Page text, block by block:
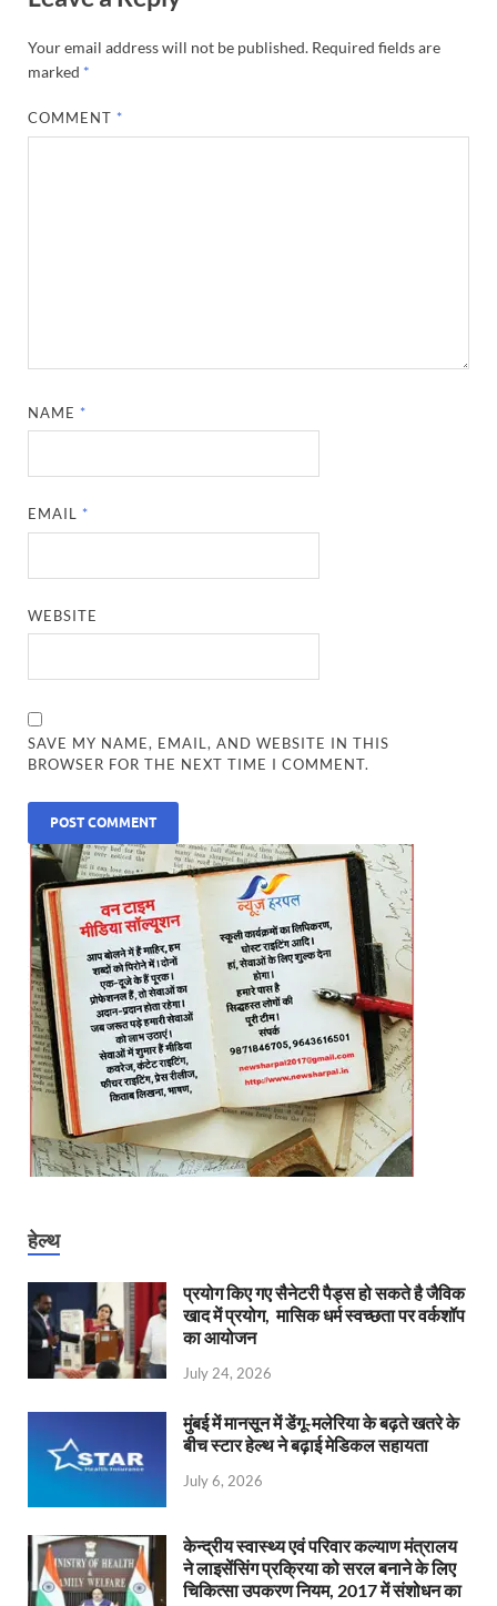
Your email address will not be published. Required fields are
marked *
COMMENT *
NAME *
EMAIL *
WEBSITE
SAVE MY NAME, EMAIL, AND WEBSITE IN THIS
BROWSER FOR THE NEXT TIME I COMMENT.
हेल्थ
प्रयोग किए गए सैनेटरी पैड्स हो सकते है जैविक
खाद में प्रयोग, मासिक धर्म स्वच्छता पर वर्कशॉप
का आयोजन
July 24, 2026
मुंबई में मानसून में डेंगू-मलेरिया के बढ़ते खतरे के
बीच स्टार हेल्थ ने बढ़ाई मेडिकल सहायता
July 6, 2026
केन्‍द्रीय स्वास्थ्य एवं परिवार कल्याण मंत्रालय
ने लाइसेंसिंग प्रक्रिया को सरल बनाने के लिए
चिकित्सा उपकरण नियम, 2017 में संशोधन का